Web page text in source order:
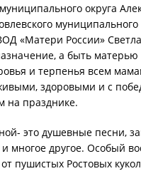
округа
муниципального
«Матери России»
а быть матерью
и терпенья всем
здоровыми и с
на празднике.
это душевные песни,
многое другое. Особый
пушистых Ростовых